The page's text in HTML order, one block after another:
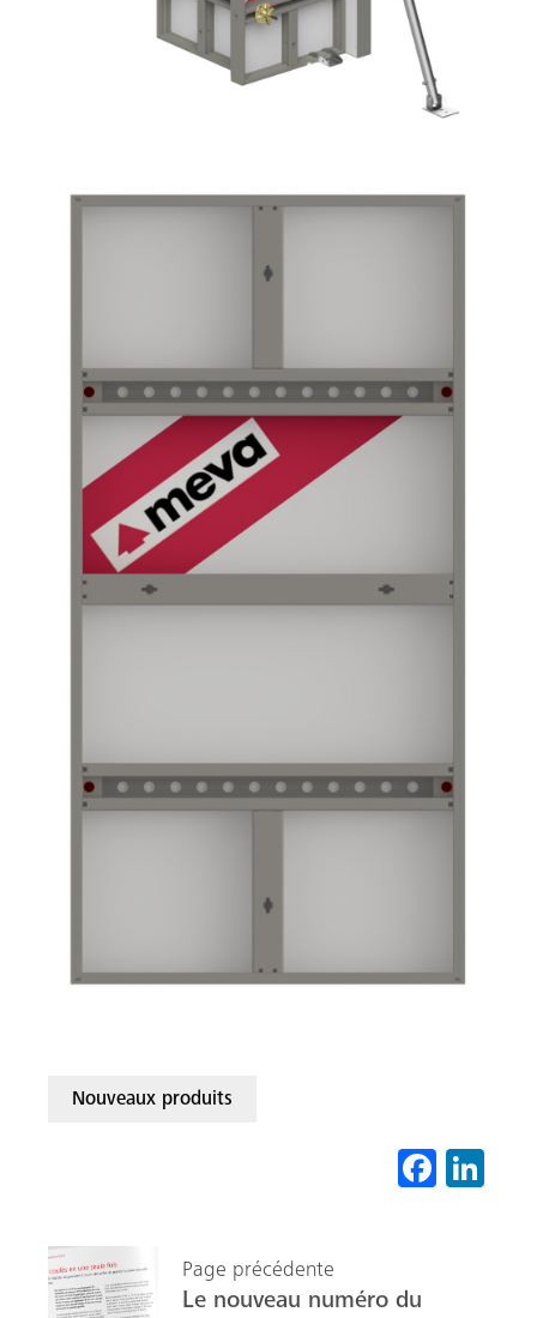
Nouveaux produits
Fa
Page précédente
Le nouveau numéro du